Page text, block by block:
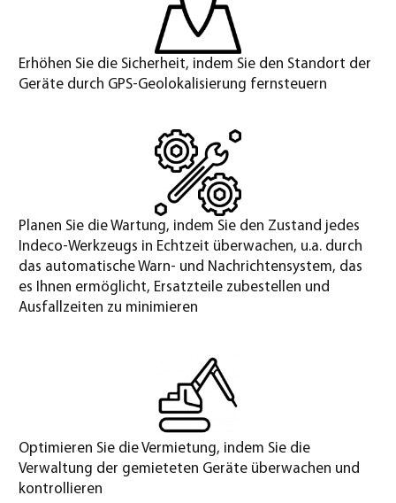
Erhöhen Sie die Sicherheit, indem Sie den Standort der
Geräte durch GPS-Geolokalisierung fernsteuern
Planen Sie die Wartung, indem Sie den Zustand jedes
Indeco-Werkzeugs in Echtzeit überwachen, u.a. durch
das automatische Warn- und Nachrichtensystem, das
es Ihnen ermöglicht, Ersatzteile zubestellen und
Ausfallzeiten zu minimieren
Optimieren Sie die Vermietung, indem Sie die
Verwaltung der gemieteten Geräte überwachen und
kontrollieren